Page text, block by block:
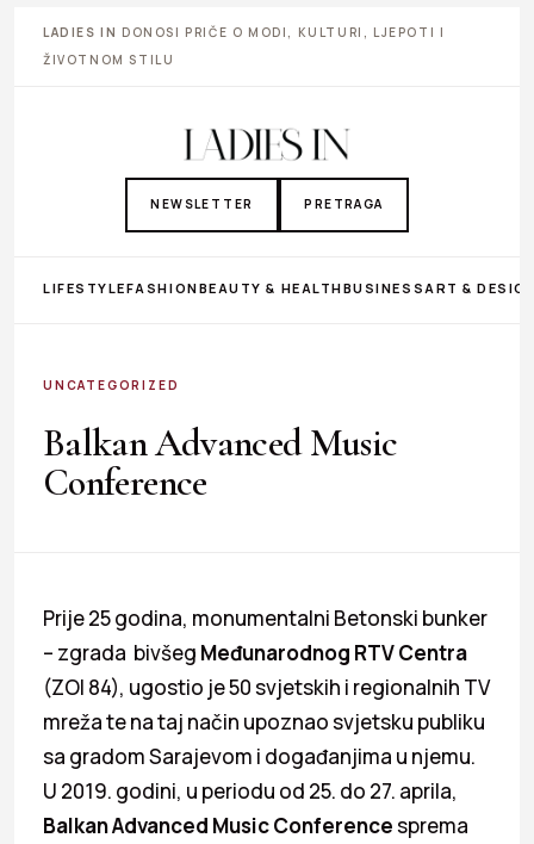
LADIES IN DONOSI PRIČE O MODI, KULTURI, LJEPOTI I
ŽIVOTNOM STILU
NEWSLETTER PRETRAGA
LIFESTYLEFASHIONBEAUTY & HEALTHBUSINESS ART &
UNCATEGORIZED
Balkan Advanced Music
Conference
Prije 25 godina, monumentalni Betonski bunker
– zgrada bivšeg Međunarodnog RTV Centra
(ZOI 84), ugostio je 50 svjetskih i regionalnih TV
mreža te na taj način upoznao svjetsku publiku
sa gradom Sarajevom i događanjima u njemu.
U 2019. godini, u periodu od 25. do 27. aprila,
Balkan Advanced Music Conferencesprema